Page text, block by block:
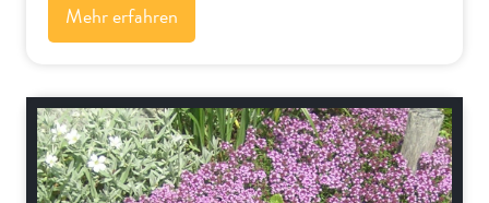
Mehr erfahren
Alpenflora